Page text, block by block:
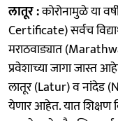
लातूर :कोरोनामुळे या
Certificate) सर्वच
मराठवाड्यात
प्रवेशाच्या जागा जास्त
लातूर (Latur) व नांदेड
येणार आहेत. यात शिक्षण